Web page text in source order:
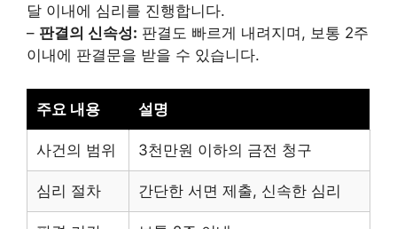
달 이내에 심리를 진행합니다.
– 판결의 신속성: 판결도 빠르게 내려지며, 보통 2주
이내에 판결문을 받을 수 있습니다.
주요 내용 설명
사건의 범위 3천만원 이하의 금전 청구
심리 절차 간단한 서면 제출, 신속한 심리